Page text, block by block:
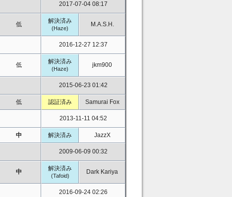
2017-07-04 08:17
低 解決済み
(Haze)
M.A.S.H.
2016-12-27 12:37
低 解決済み
(Haze)
jkm900
2015-06-23 01:42
低 認証済み Samurai Fox
2013-11-11 04:52
中 解決済み JazzX
2009-06-09 00:32
中 解決済み
(Tafoid)
Dark Kariya
2016-09-24 02:26